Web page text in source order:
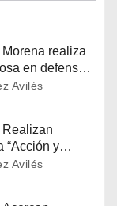
realiza
en defensa
Avilés
“Acción y
Avilés